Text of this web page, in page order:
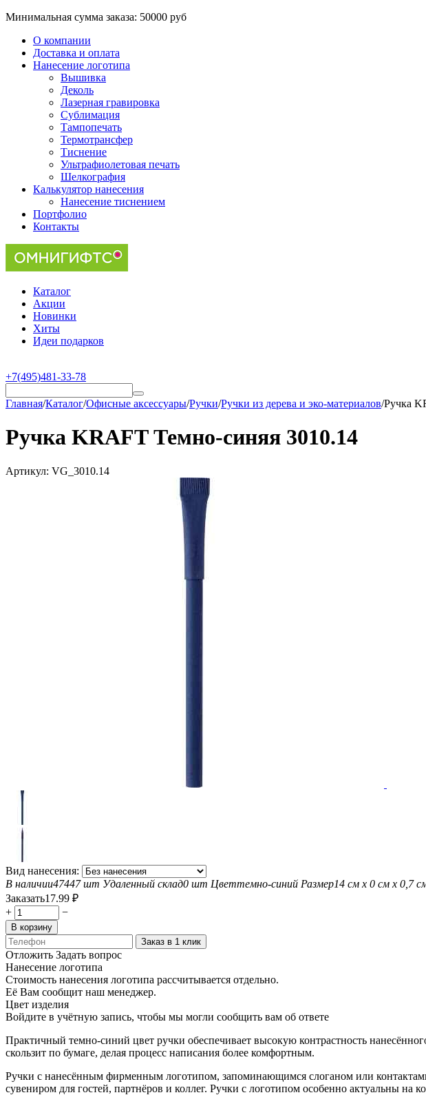
Минимальная сумма заказа: 50000 руб
О компании
Доставка и оплата
Нанесение логотипа
Вышивка
Деколь
Лазерная гравировка
Сублимация
Тампопечать
Термотрансфер
Тиснение
Ультрафиолетовая печать
Шелкография
Калькулятор нанесения
Нанесение тиснением
Портфолио
Контакты
Каталог
Акции
Новинки
Хиты
Идеи подарков
+7(495)481-33-78
Главная/Каталог/Офисные аксессуары/Ручки/Ручки из дерева и эко-материалов/Ручка
Ручка KRAFT Темно-синяя 3010.14
Артикул: VG_3010.14
Вид нанесения:
В наличии47447 шт Удаленный склад0 шт Цветтемно-синий Размер14 см х 0 см х 0,7
Заказать17.99 ₽
+
−
В корзину
Заказ в 1 клик
Отложить Задать вопрос
Нанесение логотипа
Стоимость нанесения логотипа рассчитывается отдельно.
Её Вам сообщит наш менеджер.
Цвет изделия
Войдите в учётную запись, чтобы мы могли сообщить вам об ответе
Практичный темно-синий цвет ручки обеспечивает высокую контрастность
скользит по бумаге, делая процесс написания более комфортным.
Ручки с нанесённым фирменным логотипом, запоминающимся слоганом или
сувениром для гостей, партнёров и коллег. Ручки с логотипом особенно актуальны